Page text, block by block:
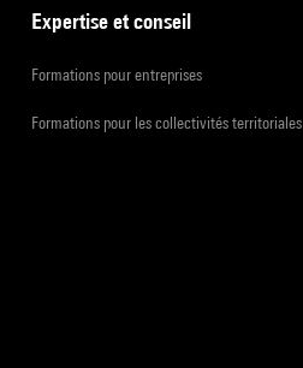
Expertise et conseil
Formations pour entreprises
Formations pour les collectivités territoriales